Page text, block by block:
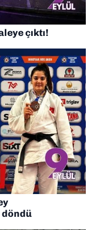
çıktı!